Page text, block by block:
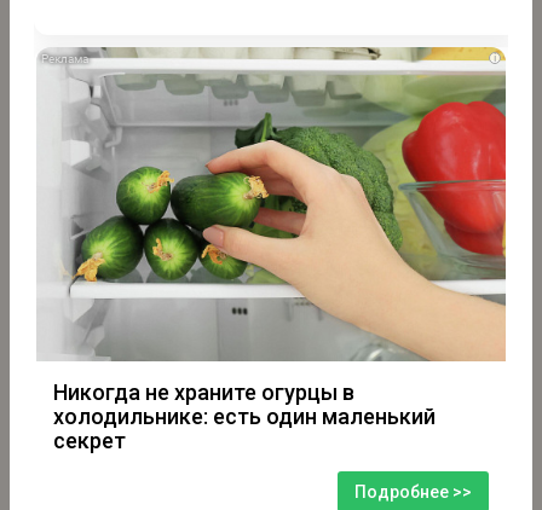
i
Никогда не храните огурцы в
холодильнике: есть один маленький
секрет
Подробнее >>